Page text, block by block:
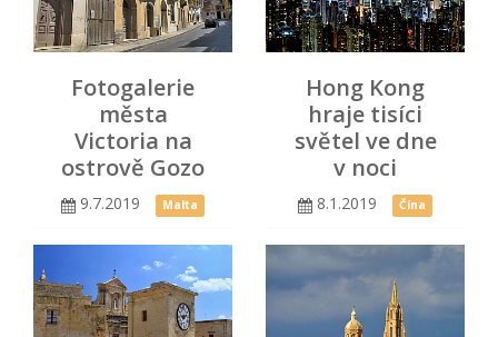
Fotogalerie
města
Victoria na
ostrově Gozo
9.7.2019 Malta
Hong Kong
hraje tisíci
světel ve dne
v noci
8.1.2019 Čína